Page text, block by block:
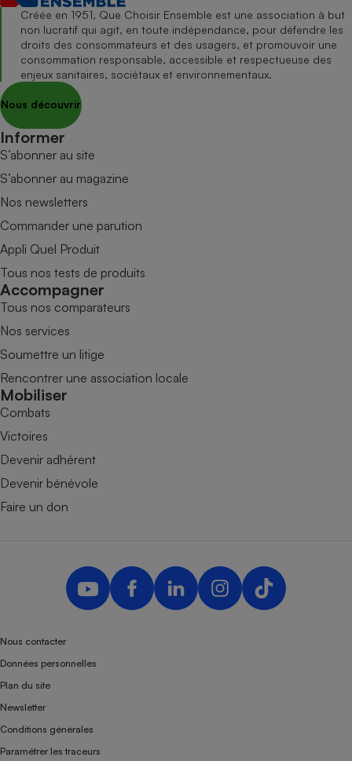
Créée en 1951, Que Choisir Ensemble est une association à but
non lucratif qui agit, en toute indépendance, pour défendre les
droits des consommateurs et des usagers, et promouvoir une
consommation responsable, accessible et respectueuse des
enjeux sanitaires, sociétaux et environnementaux.
Nous découvrir
Informer
S’abonner au site
S’abonner au magazine
Nos newsletters
Commander une parution
Appli Quel Produit
Tous nos tests de produits
Accompagner
Tous nos comparateurs
Nos services
Soumettre un litige
Rencontrer une association locale
Mobiliser
Combats
Victoires
Devenir adhérent
Devenir bénévole
Faire un don
Nous contacter
Données personnelles
Plan du site
Newsletter
Conditions générales
Paramétrer les traceurs